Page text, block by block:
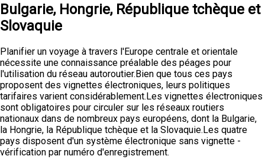
Bulgarie, Hongrie, République tchèque et
Slovaquie
Planifier un voyage à travers l'Europe centrale et orientale
nécessite une connaissance préalable des péages pour
l'utilisation du réseau autoroutier.Bien que tous ces pays
proposent des vignettes électroniques, leurs politiques
tarifaires varient considérablement.Les vignettes électroniques
sont obligatoires pour circuler sur les réseaux routiers
nationaux dans de nombreux pays européens, dont la Bulgarie,
la Hongrie, la République tchèque et la Slovaquie.Les quatre
pays disposent d'un système électronique sans vignette -
vérification par numéro d'enregistrement.